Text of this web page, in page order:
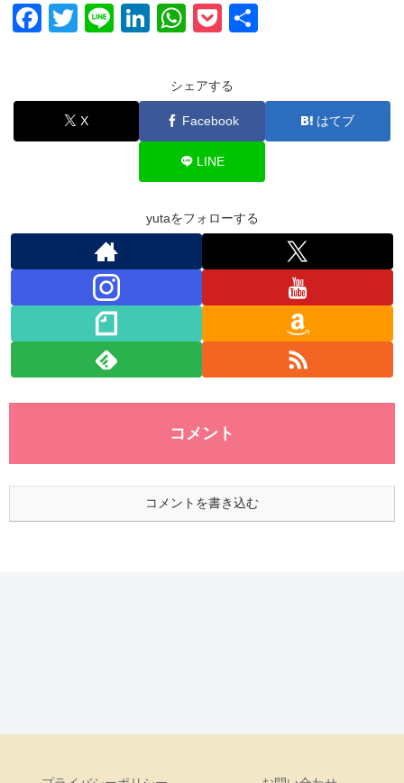
F
e
b
T
er
Li
Li
e
dI
W
at
s
A
p
p
P
ck
et
シェアする
X Facebook はてブ
LINE
yutaをフォローする
コメント
コメントを書き込む